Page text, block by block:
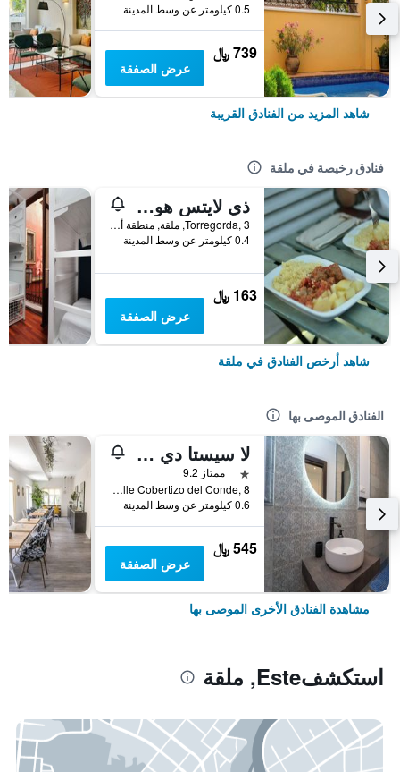
0.5 كيلومتر عن وسط المدينة
739 ﷼
عرض الصفقة
شاهد المزيد من الفنادق القريبة
فنادق رخيصة في ملقة
ذي لايتس هوستيل
Torregorda, 3, ملقة, منطقة أندلوسيا, أسبانيا
0.4 كيلومتر عن وسط المدينة
163 ﷼
عرض الصفقة
شاهد أرخص الفنادق في ملقة
الفنادق الموصى بها
لا سيستا دي بيكاسو
نجمة واحدة
ممتاز 9.2
Calle Cobertizo del Conde, 8, ملقة, منطقة أندلوسيا, أسبانيا
0.6 كيلومتر عن وسط المدينة
545 ﷼
عرض الصفقة
مشاهدة الفنادق الأخرى الموصى بها
استكشفEste, ملقة